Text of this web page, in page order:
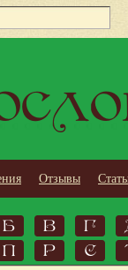
Отзывы
Б В Г
П Р С